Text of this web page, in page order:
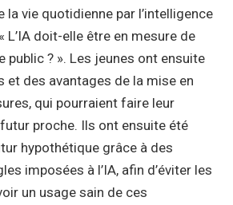
la vie quotidienne par l’intelligence
doit-elle être en mesure de
public ? ». Les jeunes ont ensuite
et des avantages de la mise en
qui pourraient faire leur
proche. Ils ont ensuite été
hypothétique grâce à des
imposées à l’IA, afin d’éviter les
un usage sain de ces